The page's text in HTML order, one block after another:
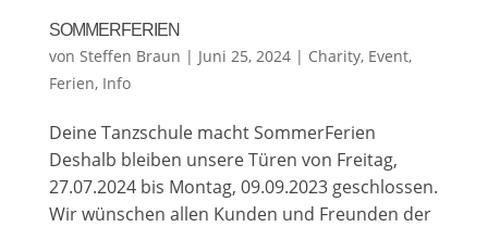
SOMMERFERIEN
von Steffen Braun | Juni 25, 2024| Charity, Event,
Ferien, Info
Deine Tanzschule macht SommerFerien
Deshalb bleiben unsere Türen von Freitag,
27.07.2024 bis Montag, 09.09.2023 geschlossen.
Wir wünschen allen Kunden und Freunden der